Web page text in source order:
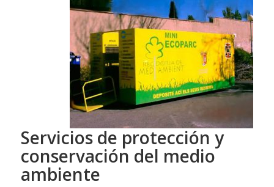
Servicios de protección y
conservación del medio
ambiente